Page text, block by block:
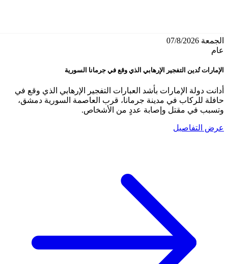
الجمعة 07/8/2026
عام
الإمارات تُدين التفجير الإرهابي الذي وقع في جرمانا السورية
أدانت دولة الإمارات بأشد العبارات التفجير الإرهابي الذي وقع في
حافلة للركاب في مدينة جرمانا، قرب العاصمة السورية دمشق،
وتسبب في مقتل وإصابة عددٍ من الأشخاص.
عرض التفاصيل